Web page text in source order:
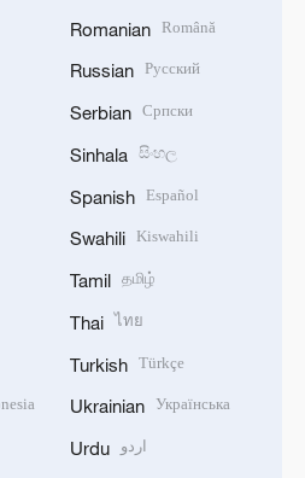
Romanian Română
Russian Русский
Serbian Српски
Sinhala සිංහල
Spanish Español
Swahili Kiswahili
Tamil தமிழ்
Thai ไทย
Turkish Türkçe
Ukrainian Українська
Urdu اردو